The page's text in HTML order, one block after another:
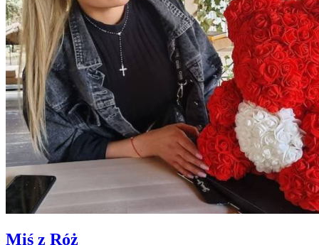
Miś z Róż